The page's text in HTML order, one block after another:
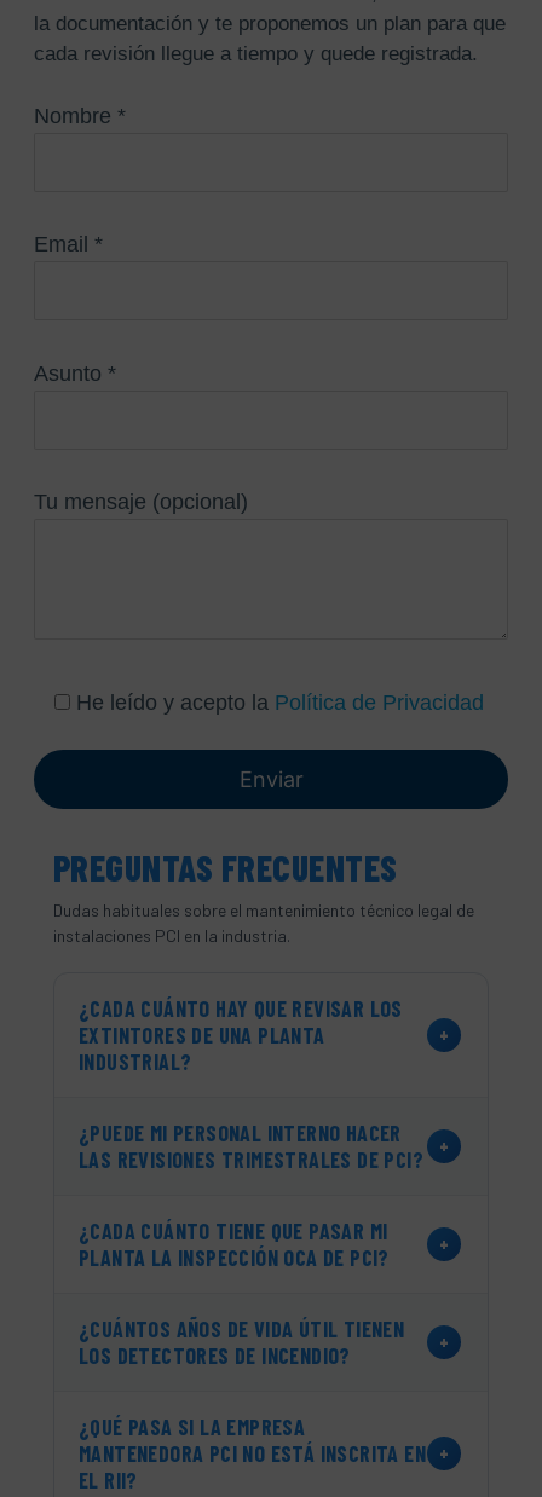
la documentación y te proponemos un plan para que
cada revisión llegue a tiempo y quede registrada.
Nombre *
Email *
Asunto *
Tu mensaje (opcional)
He leído y acepto la Política de Privacidad
PREGUNTAS FRECUENTES
Dudas habituales sobre el mantenimiento técnico legal de
instalaciones PCI en la industria.
¿CADA CUÁNTO HAY QUE REVISAR LOS
EXTINTORES DE UNA PLANTA
INDUSTRIAL?
+
¿PUEDE MI PERSONAL INTERNO HACER
LAS REVISIONES TRIMESTRALES DE PCI?
+
¿CADA CUÁNTO TIENE QUE PASAR MI
PLANTA LA INSPECCIÓN OCA DE PCI?
+
¿CUÁNTOS AÑOS DE VIDA ÚTIL TIENEN
LOS DETECTORES DE INCENDIO?
+
¿QUÉ PASA SI LA EMPRESA
MANTENEDORA PCI NO ESTÁ INSCRITA EN
EL RII?
+